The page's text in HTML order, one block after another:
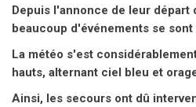
Depuis l'annonce de leur départ
beaucoup d'événements se sont
La météo s'est
hauts, alternant ciel bleu et
Ainsi, les secours ont dû